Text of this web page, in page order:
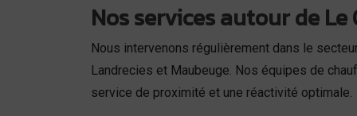
Nos services autour de
Nous intervenons régulièrement dans le
Landrecies et Maubeuge. Nos équipes de
service de proximité et une réactivité optimale.